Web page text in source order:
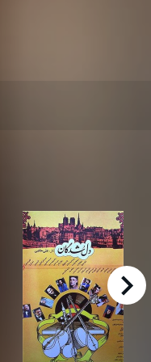
right